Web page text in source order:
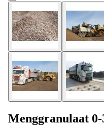
Menggranulaat